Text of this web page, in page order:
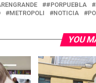
#PORPUEBLA
METROPOLI NOTICIA
YOU